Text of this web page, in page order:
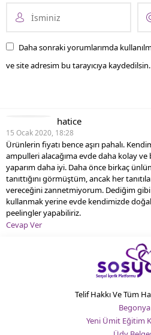
Daha sonraki yorumlarımda
ve site adresim bu tarayıcıya kaydedilsin.
hatice
15 Ocak 2020, 18:28
Ürünlerin fiyatı bence aşırı pahalı.
ampulleri alacağıma evde daha kolay
yaparım daha iyi. Daha önce birkaç
tanıttığını görmüştüm, ancak her
vereceğini zannetmiyorum. Dediğim
kullanmak yerine evde kendimizde
peelingler yapabiliriz.
Cevap Ver
Telif Hakkı Ve Tüm
Begonya
Yeni Ümit Eğitim